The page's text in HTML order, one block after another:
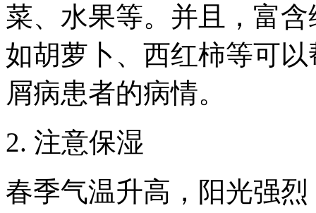
菜、水果等。并且，富
如胡萝卜、西红柿等可
屑病患者的病情。
2. 注意保湿
春季气温升高，阳光强